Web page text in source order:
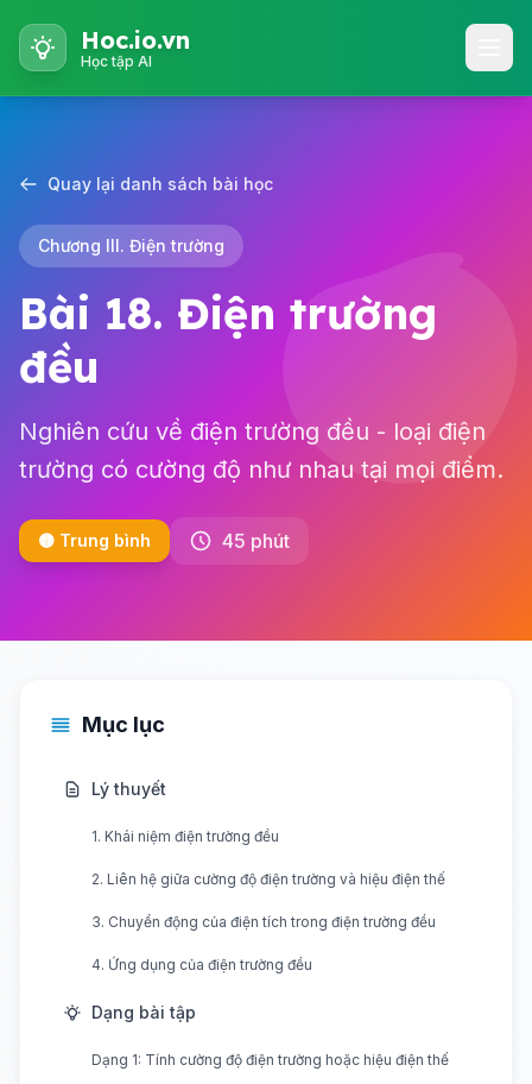
Hoc.io.vn
Học tập AI
Quay lại danh sách bài học
Chương III. Điện trường
Bài 18. Điện trường
đều
Nghiên cứu về điện trường đều - loại điện
trường có cường độ như nhau tại mọi điểm.
🟡 Trung bình 45 phút
Mục lục
Lý thuyết
1. Khái niệm điện trường đều
2. Liên hệ giữa cường độ điện trường và hiệu điện thế
3. Chuyển động của điện tích trong điện trường đều
4. Ứng dụng của điện trường đều
Dạng bài tập
Dạng 1: Tính cường độ điện trường hoặc hiệu điện thế